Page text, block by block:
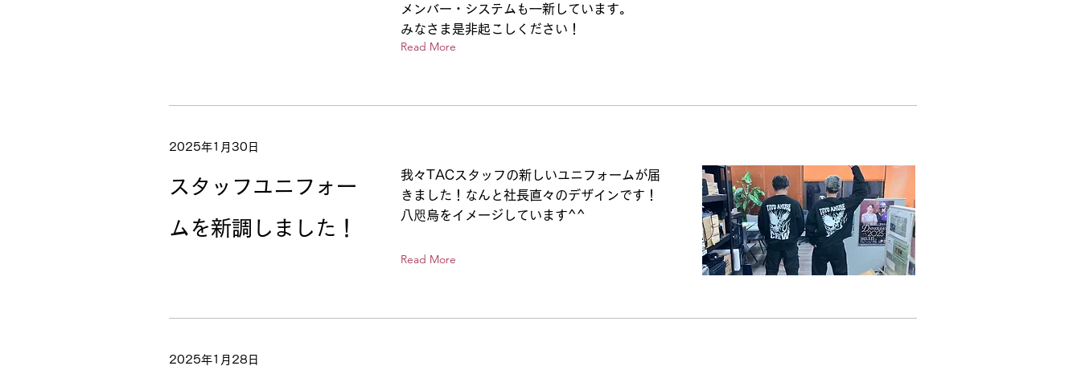
メンバー・システムも一新しています。
みなさま是非起こしください！
Read More
2025年1月30日
スタッフユニフォー
ムを新調しました！
我々TACスタッフの新しいユニフォームが届
きました！なんと社長直々のデザインです！
八咫烏をイメージしています^^
Read More
2025年1月28日